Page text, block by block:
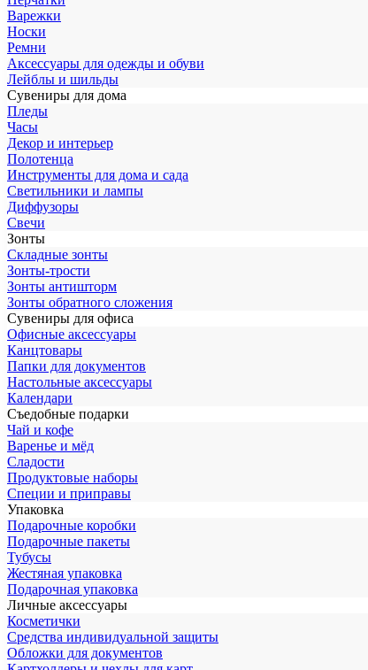
Варежки
Носки
Ремни
Аксессуары для одежды и обуви
Лейблы и шильды
Сувениры для дома
Пледы
Часы
Декор и интерьер
Полотенца
Инструменты для дома и сада
Светильники и лампы
Диффузоры
Свечи
Зонты
Складные зонты
Зонты-трости
Зонты антишторм
Зонты обратного сложения
Сувениры для офиса
Офисные аксессуары
Канцтовары
Папки для документов
Настольные аксессуары
Календари
Съедобные подарки
Чай и кофе
Варенье и мёд
Сладости
Продуктовые наборы
Специи и приправы
Упаковка
Подарочные коробки
Подарочные пакеты
Тубусы
Жестяная упаковка
Подарочная упаковка
Личные аксессуары
Косметички
Средства индивидуальной защиты
Обложки для документов